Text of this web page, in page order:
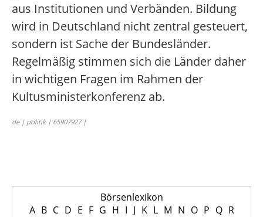
aus Institutionen und Verbänden. Bildung
wird in Deutschland nicht zentral gesteuert,
sondern ist Sache der Bundesländer.
Regelmäßig stimmen sich die Länder daher
in wichtigen Fragen im Rahmen der
Kultusministerkonferenz ab.
de | politik | 65907927 |
Börsenlexikon
A B C D E F G H I J K L M N O P Q R